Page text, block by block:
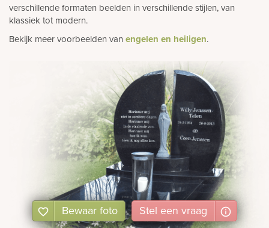
verschillende formaten beelden in verschillende stijlen, van
klassiek tot modern.
Bekijk meer voorbeelden van engelen en heiligen.
Bewaar foto Stel een vraag